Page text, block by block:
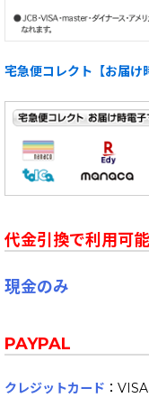
宅急便コレクト【お届け
代金引換で利用可
現金のみ
PAYPAL
クレジットカード ：